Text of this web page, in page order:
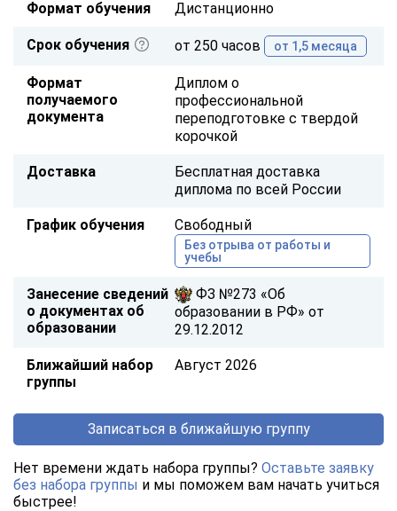
Формат обучения Дистанционно
Срок обучения от 250 часов от 1,5 месяца
Формат
получаемого
документа
Диплом о
профессиональной
переподготовке с твердой
корочкой
Доставка
Бесплатная доставка
диплома по всей России
График обучения Свободный
Без отрыва от работы и
учебы
Занесение сведений
о документах об
образовании
ФЗ №273 «Об
образовании в РФ» от
29.12.2012
Ближайший набор
группы
Август 2026
Записаться в ближайшую группу
Нет времени ждать набора группы? Оставьте заявку
без набора группы и мы поможем вам начать учиться
быстрее!